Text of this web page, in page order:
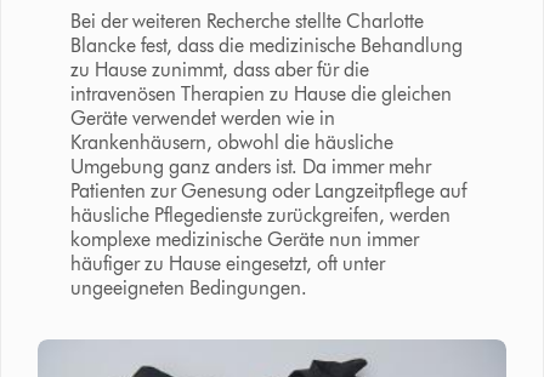
Bei der weiteren Recherche stellte Charlotte
Blancke fest, dass die medizinische Behandlung
zu Hause zunimmt, dass aber für die
intravenösen Therapien zu Hause die gleichen
Geräte verwendet werden wie in
Krankenhäusern, obwohl die häusliche
Umgebung ganz anders ist. Da immer mehr
Patienten zur Genesung oder Langzeitpflege auf
häusliche Pflegedienste zurückgreifen, werden
komplexe medizinische Geräte nun immer
häufiger zu Hause eingesetzt, oft unter
ungeeigneten Bedingungen.